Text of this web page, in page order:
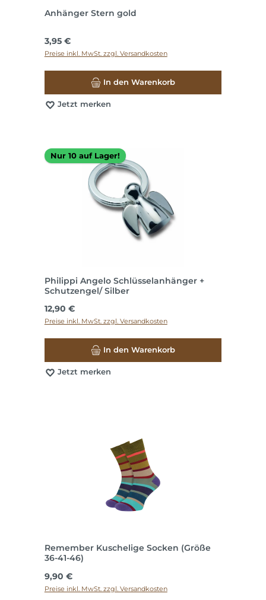
Anhänger Stern gold
Regulärer Preis:
3,95 €
Preise inkl. MwSt. zzgl. Versandkosten
In den Warenkorb
Jetzt merken
Nur 10 auf Lager!
Philippi Angelo Schlüsselanhänger +
Schutzengel/ Silber
Regulärer Preis:
12,90 €
Preise inkl. MwSt. zzgl. Versandkosten
In den Warenkorb
Jetzt merken
Remember Kuschelige Socken (Größe
36-41-46)
Regulärer Preis:
9,90 €
Preise inkl. MwSt. zzgl. Versandkosten